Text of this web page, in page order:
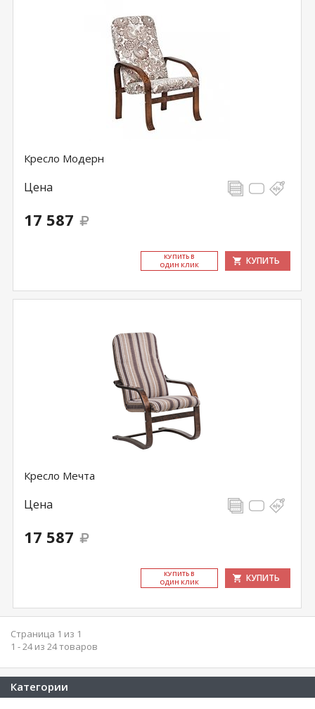
Кресло Модерн
Цена
17 587
КУ­ПИТЬ В
ОДИН КЛИК
КУПИТЬ
Кресло Мечта
Цена
17 587
КУ­ПИТЬ В
ОДИН КЛИК
КУПИТЬ
Страница 1 из 1
1 - 24 из 24 товаров
Категории